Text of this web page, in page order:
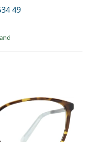
49